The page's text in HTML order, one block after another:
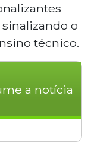
o
técnico.
a notícia
Grosso